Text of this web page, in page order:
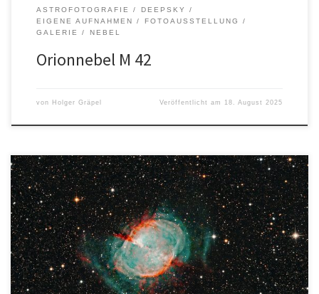
ASTROFOTOGRAFIE
DEEPSKY
EIGENE AUFNAHMEN
FOTOAUSSTELLUNG
GALERIE
NEBEL
Orionnebel M 42
von Holger Gräpel Veröffentlicht am 18. August 2025
Autor: Holger GräpelOrt: Felm Entfernung: ca. 1360
LichtjahreSternbild: Vulpecula Aufnahmedaten: Alle Bilder, Texte
und Logos sind urheberrechtlich geschützt. Die Rechte liegen bei
dem/der jeweiligen Urheber*in.